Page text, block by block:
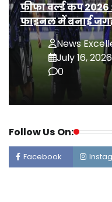
फीफा वर्ल्ड कप
फाइनल में बनाई
News
July 16, 2026
0
Follow Us On:
Facebook